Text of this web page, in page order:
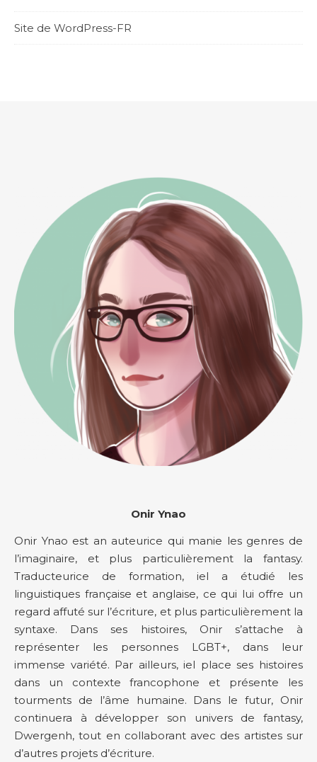
Site de WordPress-FR
Onir Ynao
Onir Ynao est an auteurice qui manie les genres de
l’imaginaire, et plus particulièrement la fantasy.
Traducteurice de formation, iel a étudié les
linguistiques française et anglaise, ce qui lui offre un
regard affuté sur l’écriture, et plus particulièrement la
syntaxe. Dans ses histoires, Onir s’attache à
représenter les personnes LGBT+, dans leur
immense variété. Par ailleurs, iel place ses histoires
dans un contexte francophone et présente les
tourments de l’âme humaine. Dans le futur, Onir
continuera à développer son univers de fantasy,
Dwergenh, tout en collaborant avec des artistes sur
d’autres projets d’écriture.